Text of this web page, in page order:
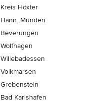
Kreis Höxter
Hann. Münden
Beverungen
Wolfhagen
Willebadessen
Volkmarsen
Grebenstein
Bad Karlshafen